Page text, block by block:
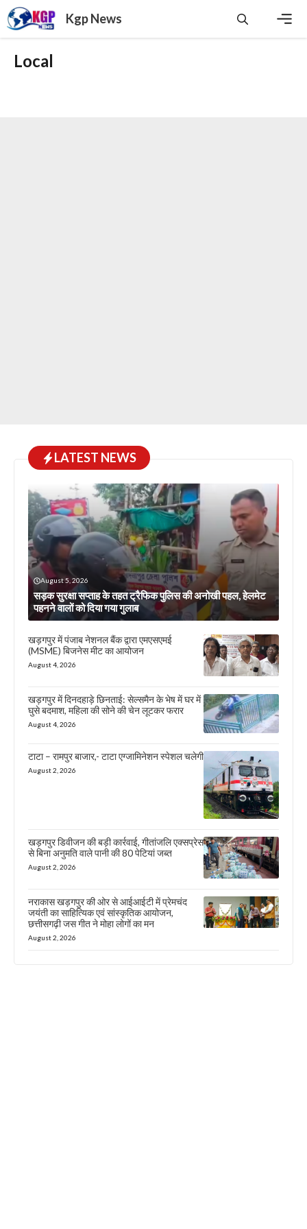
Skip
to
content
Kgp News
Local
LATEST NEWS
August 5, 2026
सड़क सुरक्षा सप्ताह के तहत ट्रैफिक पुलिस की अनोखी पहल, हेलमेट
पहनने वालों को दिया गया गुलाब
खड़गपुर में पंजाब नेशनल बैंक द्वारा एमएसएमई
(MSME) बिजनेस मीट का आयोजन
August 4, 2026
खड़गपुर में दिनदहाड़े छिनताई: सेल्समैन के भेष में घर में
घुसे बदमाश, महिला की सोने की चेन लूटकर फरार
August 4, 2026
टाटा – रामपुर बाजार,- टाटा एग्जामिनेशन स्पेशल चलेगी
August 2, 2026
खड़गपुर डिवीजन की बड़ी कार्रवाई, गीतांजलि एक्सप्रेस
से बिना अनुमति वाले पानी की 80 पेटियां जब्त
August 2, 2026
नराकास खड़गपुर की ओर से आईआईटी में प्रेमचंद
जयंती का साहित्यिक एवं सांस्कृतिक आयोजन,
छत्तीसगढ़ी जस गीत ने मोहा लोगों का मन
August 2, 2026